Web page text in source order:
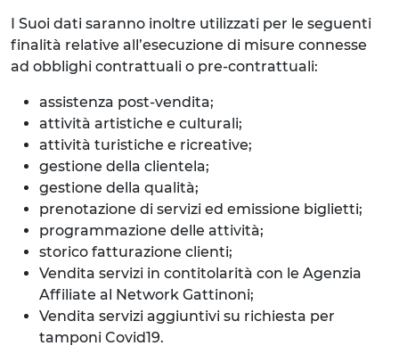
I Suoi dati saranno inoltre utilizzati per le seguenti
finalità relative all’esecuzione di misure connesse
ad obblighi contrattuali o pre-contrattuali:
assistenza post-vendita;
attività artistiche e culturali;
attività turistiche e ricreative;
gestione della clientela;
gestione della qualità;
prenotazione di servizi ed emissione biglietti;
programmazione delle attività;
storico fatturazione clienti;
Vendita servizi in contitolarità con le Agenzia
Affiliate al Network Gattinoni;
Vendita servizi aggiuntivi su richiesta per
tamponi Covid19.